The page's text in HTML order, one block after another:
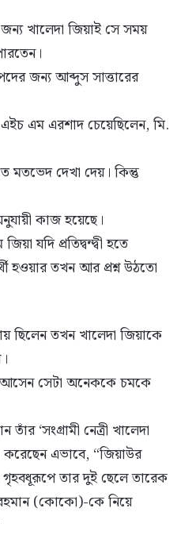
জন্য খালেদা জিয়াই সে সময়
জন্য আব্দুস সাত্তারের
এম এরশাদ চেয়েছিলেন, মি.
মতভেদ দেখা দেয়। কিন্তু
কাজ হয়েছে।
যদি প্রতিদ্বন্দ্বী হতে
হওয়ার তখন আর প্রশ্ন উঠতো
ছিলেন তখন খালেদা জিয়াকে
আসেন সেটা অনেককে চমকে
‘সংগ্রামী নেত্রী খালেদা
করেছেন এভাবে, “জিয়াউর
তার দুই ছেলে তারেক
(কোকো)-কে নিয়ে